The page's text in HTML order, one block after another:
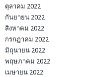
ตุลาคม 2022
กันยายน 2022
สิงหาคม 2022
กรกฎาคม 2022
มิถุนายน 2022
พฤษภาคม 2022
เมษายน 2022